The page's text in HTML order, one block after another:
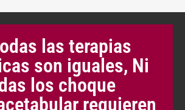
las terapias
son iguales, Ni
los choque
requieren